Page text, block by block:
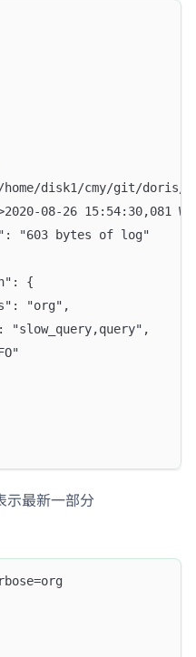
"/home/disk1/cmy/git/
08-26
"603 bytes of log"
{
"org",
"slow_query,query",
示最新一部分